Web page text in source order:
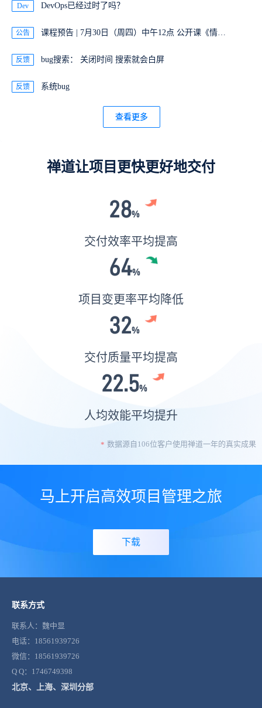
查看更多
Dev DevOps已经过时了吗？
公告
反馈 bug搜索： 关闭时间 搜索就会白屏
反馈 系统bug
禅道让项目更快更好地交付
28%
交付效率平均提高
64%
项目变更率平均降低
32%
交付质量平均提高
22.5%
人均效能平均提升
* 数据源自106位客户使用禅道一年的真实成果
马上开启高效项目管理之旅
下载
联系方式
联系人：魏中显
电话：18561939726
微信：18561939726
Q Q：1746749398
北京、上海、深圳分部